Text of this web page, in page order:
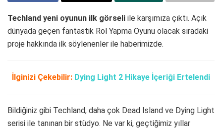
Techland yeni oyunun ilk görseli ile karşımıza çıktı. Açık
dünyada geçen fantastik Rol Yapma Oyunu olacak sıradaki
proje hakkında ilk söylenenler ile haberimizde.
İlginizi Çekebilir: Dying Light 2 Hikaye İçeriği Ertelendi
Bildiğiniz gibi Techland, daha çok Dead Island ve Dying Light
serisi ile tanınan bir stüdyo. Ne var ki, geçtiğimiz yıllar